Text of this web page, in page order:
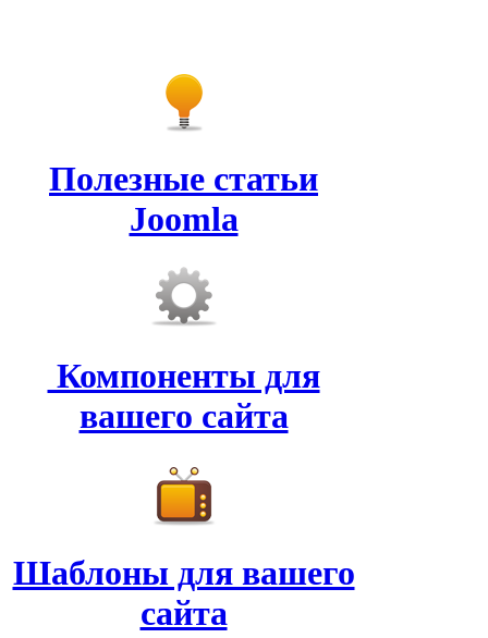
Полезные статьи
Joomla
Компоненты для
вашего сайта
Шаблоны для вашего
сайта